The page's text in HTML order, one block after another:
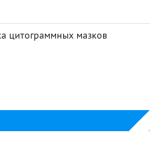
цитограммных мазков